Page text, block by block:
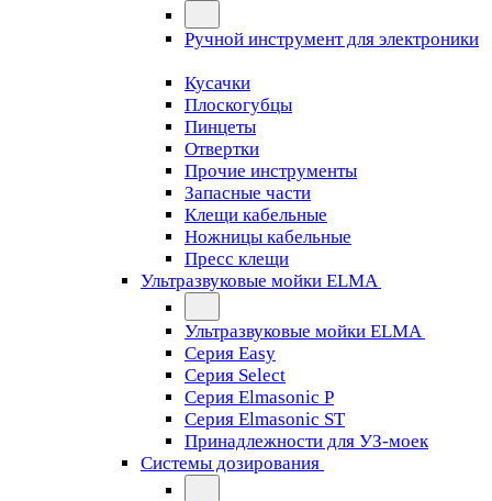
Ручной инструмент для электроники
Кусачки
Плоскогубцы
Пинцеты
Отвертки
Прочие инструменты
Запасные части
Клещи кабельные
Ножницы кабельные
Пресс клещи
Ультразвуковые мойки ELMA
Ультразвуковые мойки ELMA
Серия Easy
Серия Select
Серия Elmasonic P
Серия Elmasonic ST
Принадлежности для УЗ-моек
Системы дозирования